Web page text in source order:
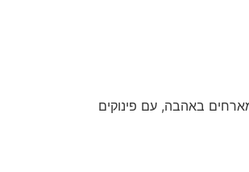
באהבה, עם פינוקים